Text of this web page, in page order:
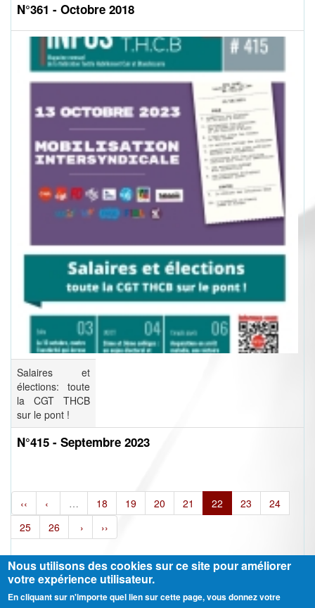
N°361 - Octobre 2018
Salaires et
élections: toute
la CGT THCB
sur le pont !
N°415 - Septembre 2023
‹‹ ‹ … 18 19 20 21 22 23
24
25
26 › ››
Nous utilisons des cookies sur ce site pour améliorer
votre expérience utilisateur.
En cliquant sur n'importe quel lien sur cette page, vous donnez votre